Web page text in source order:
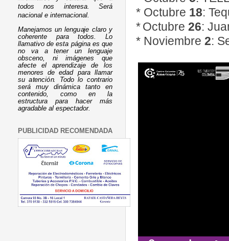
* Octubre 18:
*Octubre 26:
* Noviembre 2:
todos nos interesa. Será
nacional e internacional.
Manejamos un lenguaje claro y
coherente para todos. Lo
llamativo de esta página es que
no va a tener un lenguaje
obsceno, ni imágenes que
afecte el aprendizaje de los
menores de edad para llamar
su atención. Todo lo contrario
será muy dinámica tanto en
contenido, como en la
estructura para hacer más
agradable al espectador.
PUBLICIDAD RECOMENDADA